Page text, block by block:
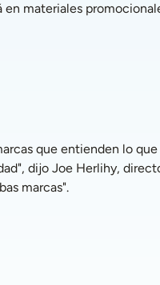
en materiales
dijo Joe Herlihy,
marcas".